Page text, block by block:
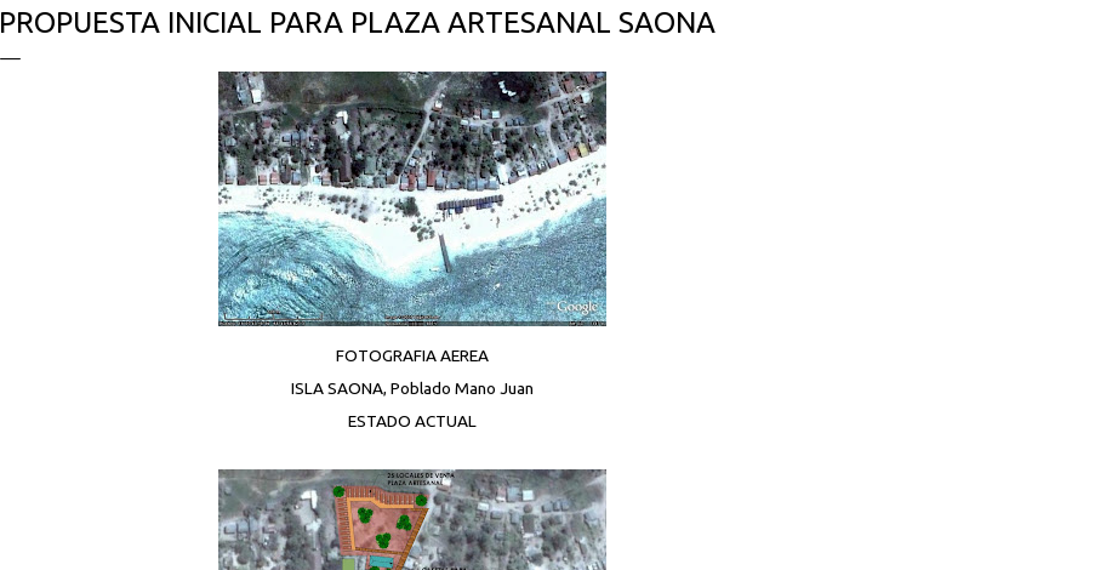
PROPUESTA INICIAL PARA PLAZA ARTESANAL SAONA
FOTOGRAFIA AEREA
ISLA SAONA, Poblado Mano Juan
ESTADO ACTUAL